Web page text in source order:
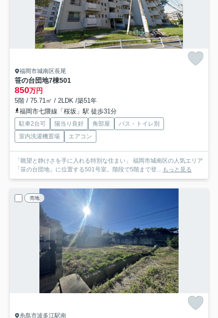
福岡市城南区長尾
笹の台団地7棟501
850万円
5階 / 75.71㎡ / 2LDK /築51年
福岡市七隈線「桜坂」駅 徒歩31分
駐車2台可 陽当り良好 角部屋
バス・トイレ別
室内洗濯機置場
エアコン
「眺望と静けさを手に入れる特別な住まい」 福岡市城南区の人気エリア
「笹の台団地」に位置する501号室。階段で5階まで登... もっと見る
売地
糸島市波多江駅南